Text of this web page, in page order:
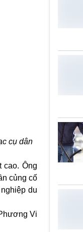
cụ dân
Ông
củng cố
du
Vi